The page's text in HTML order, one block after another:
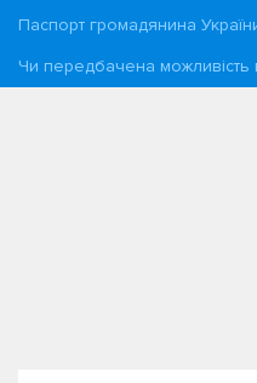
Паспорт громадянина
Чи передбачена